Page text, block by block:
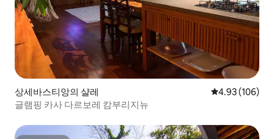
상세바스티앙의 샬레 평점 4.93점(5
4.93 (106)
글램핑 카사 다르보레 캄부리지뉴